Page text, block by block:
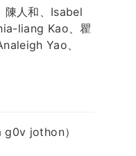
陳人和、Isabel
liang Kao、瞿
Yao、
jothon）